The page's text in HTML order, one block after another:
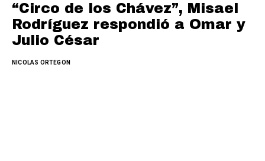
“Circo de los Chávez”, Misael
Rodríguez respondió a Omar y
Julio César
NICOLAS ORTEGON